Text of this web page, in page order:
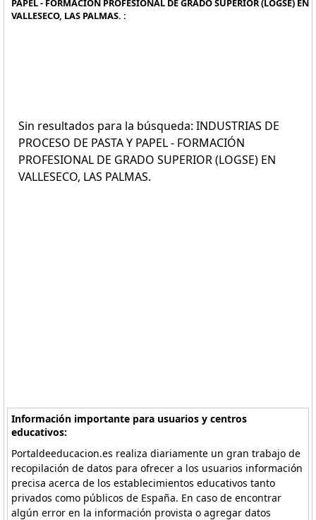
PAPEL - FORMACIÓN PROFESIONAL DE GRADO SUPERIOR (LOGSE) EN
VALLESECO, LAS PALMAS. :
Sin resultados para la búsqueda: INDUSTRIAS DE
PROCESO DE PASTA Y PAPEL - FORMACIÓN
PROFESIONAL DE GRADO SUPERIOR (LOGSE) EN
VALLESECO, LAS PALMAS.
Información importante para usuarios y centros
educativos:
Portaldeeducacion.es realiza diariamente un gran trabajo de
recopilación de datos para ofrecer a los usuarios información
precisa acerca de los establecimientos educativos tanto
privados como públicos de España. En caso de encontrar
algún error en la información provista o agregar datos